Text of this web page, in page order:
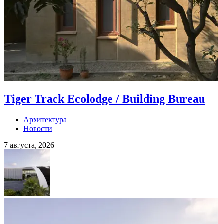
Tiger Track Ecolodge / Building Bureau
Архитектура
Новости
7 августа, 2026